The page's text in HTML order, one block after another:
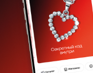
оксидативный стресс.
Следи